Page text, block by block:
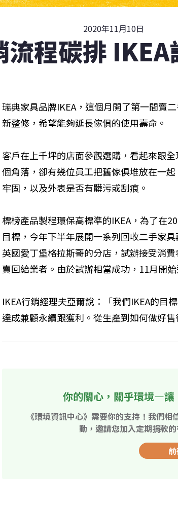
2020年11月10日
流程碳排
瑞典家具品牌IKEA，這個月開了第一間賣
新整修，希望能夠延長傢俱的使用壽命。
客戶在上千坪的店面參觀選購，看起來跟
個角落，卻有幾位員工把舊傢俱堆放在一
牢固，以及外表是否有髒污或刮痕。
標榜產品製程環保高標準的IKEA，為了在
目標，今年下半年展開一系列回收二手家
英國愛丁堡格拉斯哥的分店，試辦接受消
賣回給業者。由於試辦相當成功，11月開
IKEA行銷經理夫亞爾說：「我們IKEA的目
達成兼顧永續跟獲利。從生產到如何做好
你的關心，關乎環境—讓
《環境資訊中心》需要你的支持！我們
動，邀請您加入定期捐款